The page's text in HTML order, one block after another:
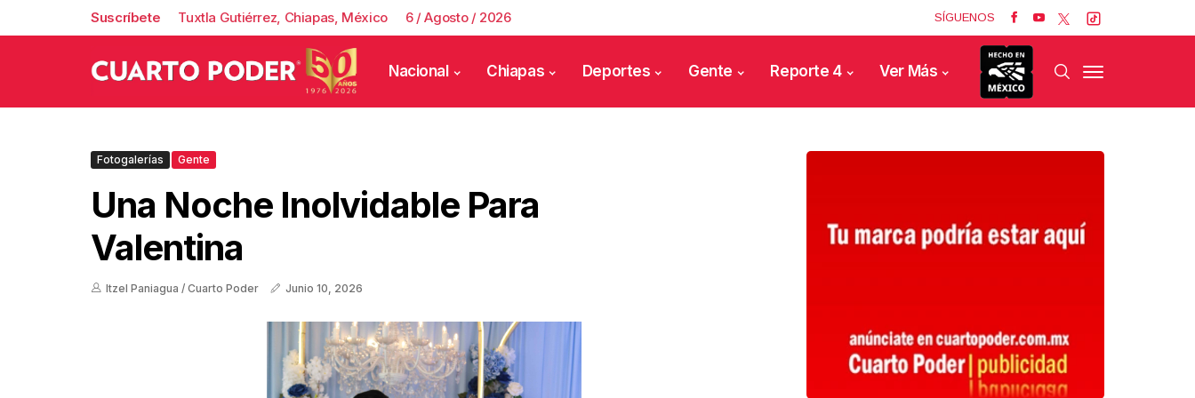
Suscríbete Tuxtla Gutiérrez, Chiapas, México 6 / Agosto / 2026 SÍGUENOS
Nacional Chiapas Deportes Gente Reporte 4 Ver Más
Fotogalerías Gente
Una Noche Inolvidable Para
Valentina
Itzel Paniagua / Cuarto Poder Junio 10, 2026